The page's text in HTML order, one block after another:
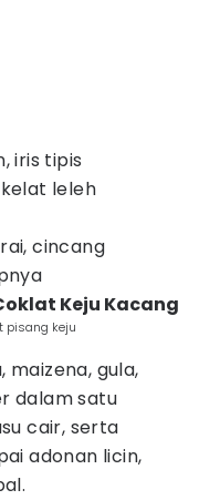
iris tipis
leleh
cincang
Keju Kacang
pisang keju
gula,
dalam satu
cair, serta
adonan licin,